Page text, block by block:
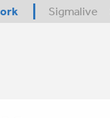
Sigmalive